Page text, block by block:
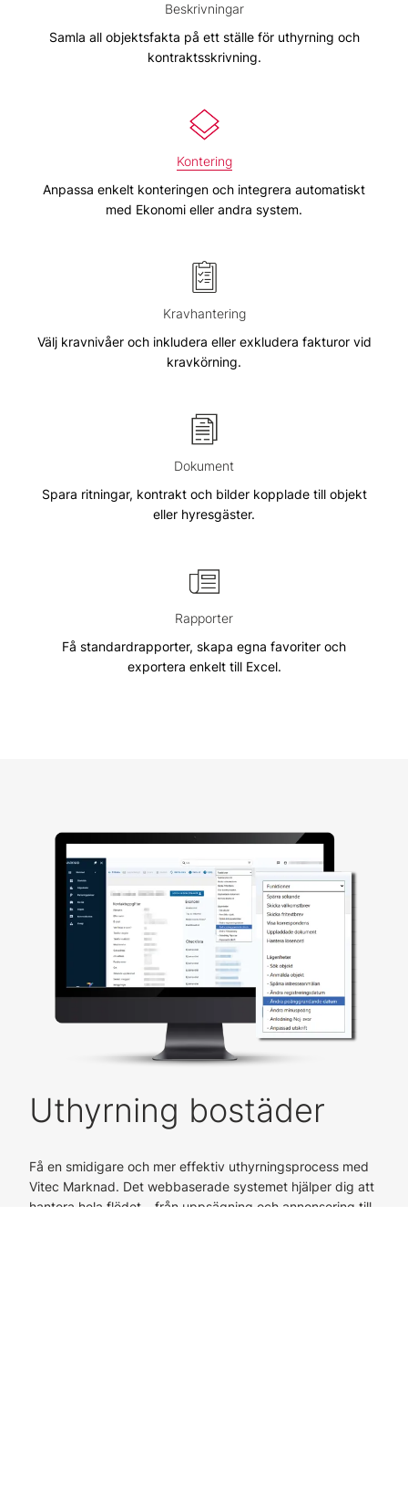
Beskrivningar
Samla all objektsfakta på ett ställe för uthyrning och
kontraktsskrivning.
Kontering
Anpassa enkelt konteringen och integrera automatiskt
med Ekonomi eller andra system.
Kravhantering
Välj kravnivåer och inkludera eller exkludera fakturor vid
kravkörning.
Dokument
Spara ritningar, kontrakt och bilder kopplade till objekt
eller hyresgäster.
Rapporter
Få standardrapporter, skapa egna favoriter och
exportera enkelt till Excel.
Uthyrning bostäder
Få en smidigare och mer effektiv uthyrningsprocess med
Vitec Marknad. Det webbaserade systemet hjälper dig att
hantera hela flödet – från uppsägning och annonsering till